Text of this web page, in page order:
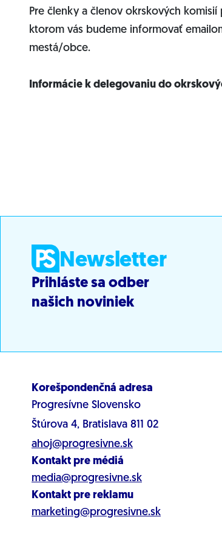
Pre členky a členov okrskových
ktorom vás budeme informovať
mestá/obce.
Informácie k delegovaniu do
Newsletter
Prihláste sa odber
našich noviniek
Korešpondenčná adresa
Progresívne Slovensko
Štúrova 4, Bratislava 811 02
ahoj@progresivne.sk
Kontakt pre médiá
media@progresivne.sk
Kontakt pre reklamu
marketing@progresivne.sk